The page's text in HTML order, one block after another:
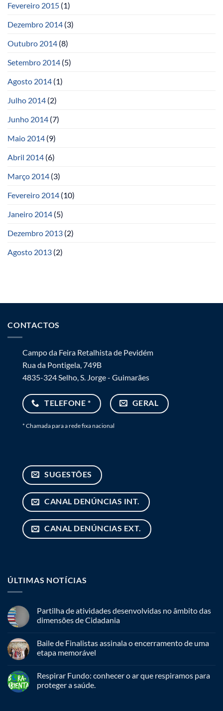
Fevereiro 2015 (1)
Dezembro 2014 (3)
Outubro 2014 (8)
Setembro 2014 (5)
Agosto 2014 (1)
Julho 2014 (2)
Junho 2014 (7)
Maio 2014 (9)
Abril 2014 (6)
Março 2014 (3)
Fevereiro 2014 (10)
Janeiro 2014 (5)
Dezembro 2013 (2)
Agosto 2013 (2)
CONTACTOS
Campo da Feira Retalhista de Pevidém
Rua da Pontigela, 749B
4835-324 Selho, S. Jorge - Guimarães
TELEFONE * GERAL
* Chamada para a rede fixa nacional
SUGESTÕES
CANAL DENÚNCIAS INT.
CANAL DENÚNCIAS EXT.
ÚLTIMAS NOTÍCIAS
Partilha de atividades desenvolvidas no âmbito das
dimensões de Cidadania
Baile de Finalistas assinala o encerramento de uma
etapa memorável
Respirar Fundo: conhecer o ar que respiramos para
proteger a saúde.